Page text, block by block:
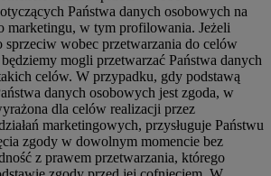
Państwa danych osobowych na
marketingu, w tym profilowania. Jeżeli
sprzeciw wobec przetwarzania do celów
mogli przetwarzać Państwa danych
celów. W przypadku, gdy podstawą
danych osobowych jest zgoda, w
dla celów realizacji przez
marketingowych, przysługuje Państwu
zgody w dowolnym momencie bez
z prawem przetwarzania, którego